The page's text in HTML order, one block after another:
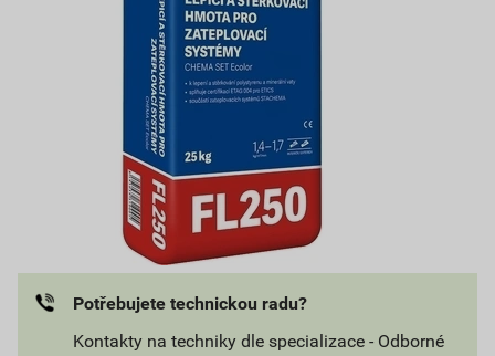
Potřebujete technickou radu?
Kontakty na techniky dle specializace - Odborné